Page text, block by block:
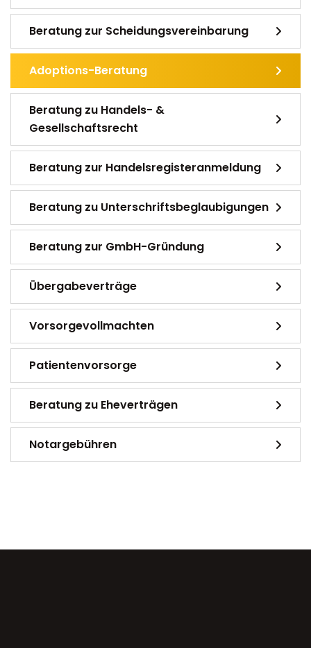
Beratung zur Scheidungsvereinbarung
Adoptions-Beratung
Beratung zu Handels- &
Gesellschaftsrecht
Beratung zur Handelsregisteranmeldung
Beratung zu Unterschriftsbeglaubigungen
Beratung zur GmbH-Gründung
Übergabeverträge
Vorsorgevollmachten
Patientenvorsorge
Beratung zu Eheverträgen
Notargebühren